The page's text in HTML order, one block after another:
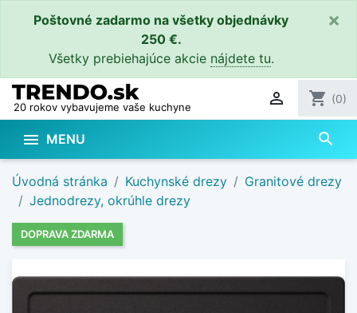
Poštovné zadarmo na všetky objednávky
250 €.
Všetky prebiehajúce akcie nájdete tu.
×
20 rokov vybavujeme vaše kuchyne  shopping_cart (0)
 MENU search
Úvodná stránka Kuchynské drezy
Granitové drezy
Jednodrezy, okrúhle drezy
DOPRAVA ZDARMA